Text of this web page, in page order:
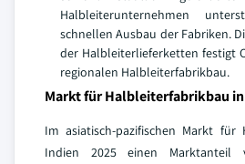
Halbleiterunternehmen
schnellen Ausbau der Fabriken.
der Halbleiterlieferketten festigt
regionalen Halbleiterfabrikbau.
Markt für Halbleiterfabrikbau
Im asiatisch-pazifischen Markt für
Indien 2025 einen